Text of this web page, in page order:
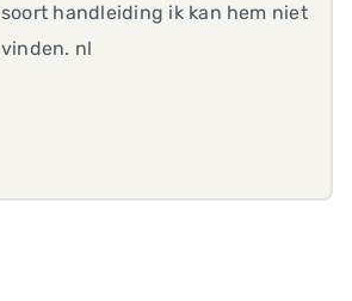
soort handleiding ik kan hem niet
vinden. nl